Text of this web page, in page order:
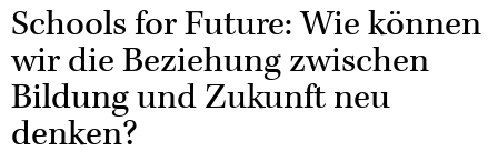
Schools for Future: Wie können
wir die Beziehung zwischen
Bildung und Zukunft neu
denken?